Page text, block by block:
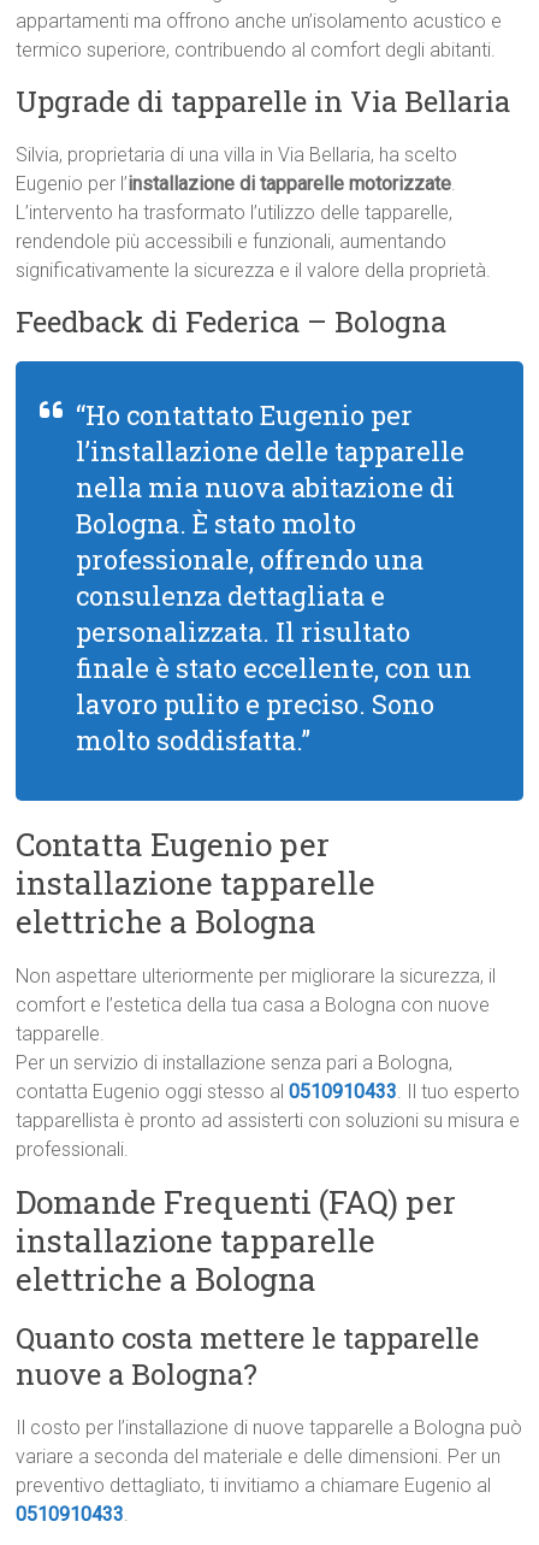
appartamenti ma offrono anche un’isolamento acustico e
termico superiore, contribuendo al comfort degli abitanti.
Upgrade di tapparelle in Via Bellaria
Silvia, proprietaria di una villa in Via Bellaria, ha scelto
Eugenio per l’installazione di tapparelle motorizzate.
L’intervento ha trasformato l’utilizzo delle tapparelle,
rendendole più accessibili e funzionali, aumentando
significativamente la sicurezza e il valore della proprietà.
Feedback di Federica – Bologna
“Ho contattato Eugenio per
l’installazione delle tapparelle
nella mia nuova abitazione di
Bologna. È stato molto
professionale, offrendo una
consulenza dettagliata e
personalizzata. Il risultato
finale è stato eccellente, con un
lavoro pulito e preciso. Sono
molto soddisfatta.”
Contatta Eugenio per
installazione tapparelle
elettriche a Bologna
Non aspettare ulteriormente per migliorare la sicurezza, il
comfort e l’estetica della tua casa a Bologna con nuove
tapparelle.
Per un servizio di installazione senza pari a Bologna,
contatta Eugenio oggi stesso al0510910433. Il tuo esperto
tapparellista è pronto ad assisterti con soluzioni su misura e
professionali.
Domande Frequenti (FAQ) per
installazione tapparelle
elettriche a Bologna
Quanto costa mettere le tapparelle
nuove a Bologna?
Il costo per l’installazione di nuove tapparelle a Bologna può
variare a seconda del materiale e delle dimensioni. Per un
preventivo dettagliato, ti invitiamo a chiamare Eugenio al
0510910433.